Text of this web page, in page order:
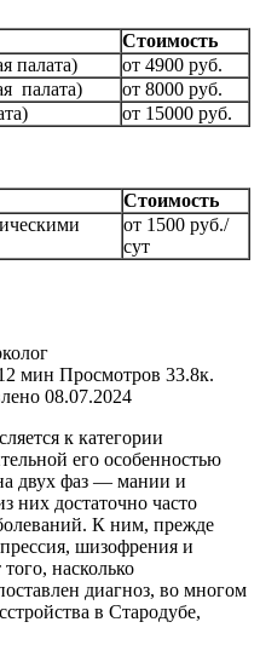
Стоимость
палата)
от 4900 руб.
палата)
от 8000 руб.
от 15000 руб.
Стоимость
от 1500 руб./
сут
мин Просмотров 33.8к.
08.07.2024
к категории
его особенностью
двух фаз — мании и
них достаточно часто
К ним, прежде
шизофрения и
насколько
диагноз, во многом
в Стародубе,